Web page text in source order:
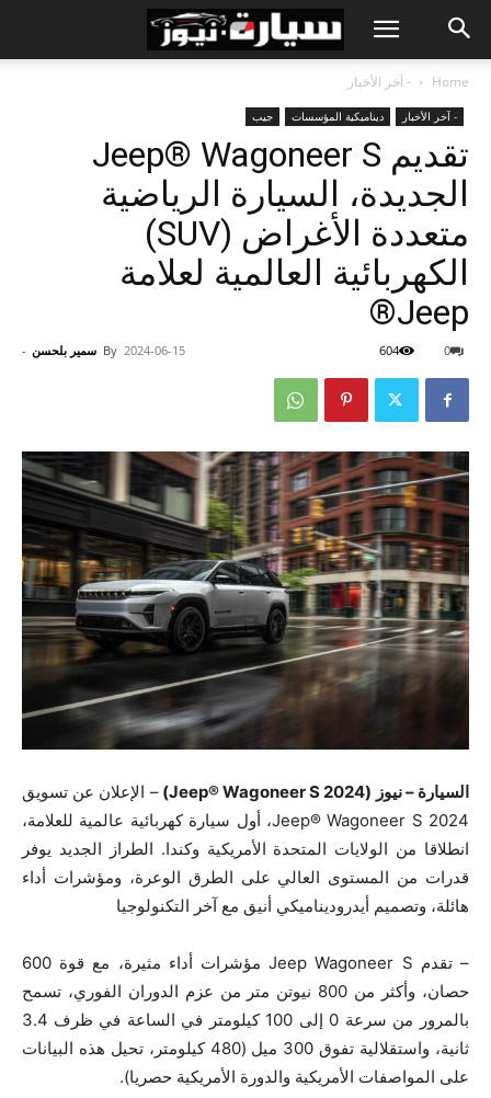
Home - آخر الأخبار
- آخر الأخبار ديناميكية المؤسسات جيب
تقديم Jeep® Wagoneer S
الجديدة، السيارة الرياضية
متعددة الأغراض (SUV)
الكهربائية العالمية لعلامة
Jeep®
By سمير بلحسن - 2024-06-15 0
604
السيارة – نيوز (Jeep® Wagoneer S 2024)
– الإعلان عن تسويق
Jeep® Wagoneer S 2024، أول سيارة كهربائية عالمية للعلامة،
انطلاقا من الولايات المتحدة الأمريكية وكندا. الطراز الجديد يوفر
قدرات من المستوى العالي على الطرق الوعرة، ومؤشرات أداء
هائلة، وتصميم أيدروديناميكي أنيق مع آخر التكنولوجيا
– تقدم Jeep Wagoneer S مؤشرات أداء مثيرة، مع قوة 600
حصان، وأكثر من 800 نيوتن متر من عزم الدوران الفوري، تسمح
بالمرور من سرعة 0 إلى 100 كيلومتر في الساعة في ظرف 3.4
ثانية، واستقلالية تفوق 300 ميل (480 كيلومتر، تحيل هذه البيانات
على المواصفات الأمريكية والدورة الأمريكية حصريا).